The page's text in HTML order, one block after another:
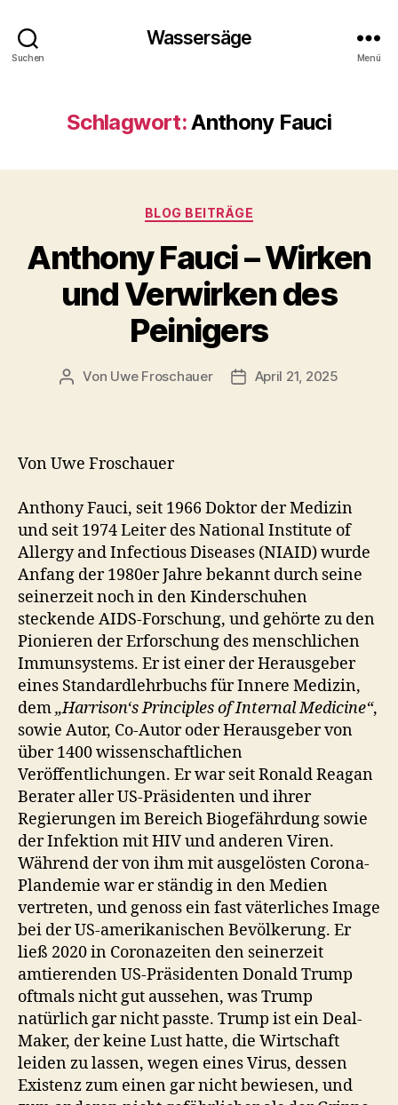
Suchen
Wassersäge
Menü
Schlagwort:Anthony Fauci
Kategorien
BLOG BEITRÄGE
Anthony Fauci – Wirken
und Verwirken des
Peinigers
Beitragsautor
Von Uwe Froschauer Beitragsdatum
April 21, 2025
Von Uwe Froschauer
Anthony Fauci, seit 1966 Doktor der Medizin
und seit 1974 Leiter des National Institute of
Allergy and Infectious Diseases (NIAID) wurde
Anfang der 1980er Jahre bekannt durch seine
seinerzeit noch in den Kinderschuhen
steckende AIDS-Forschung, und gehörte zu den
Pionieren der Erforschung des menschlichen
Immunsystems. Er ist einer der Herausgeber
eines Standardlehrbuchs für Innere Medizin,
dem„Harrison‘s Principles of Internal Medicine“,
sowie Autor, Co-Autor oder Herausgeber von
über 1400 wissenschaftlichen
Veröffentlichungen. Er war seit Ronald Reagan
Berater aller US-Präsidenten und ihrer
Regierungen im Bereich Biogefährdung sowie
der Infektion mit HIV und anderen Viren.
Während der von ihm mit ausgelösten Corona-
Plandemie war er ständig in den Medien
vertreten, und genoss ein fast väterliches Image
bei der US-amerikanischen Bevölkerung. Er
ließ 2020 in Coronazeiten den seinerzeit
amtierenden US-Präsidenten Donald Trump
oftmals nicht gut aussehen, was Trump
natürlich gar nicht passte. Trump ist ein Deal-
Maker, der keine Lust hatte, die Wirtschaft
leiden zu lassen, wegen eines Virus, dessen
Existenz zum einen gar nicht bewiesen, und